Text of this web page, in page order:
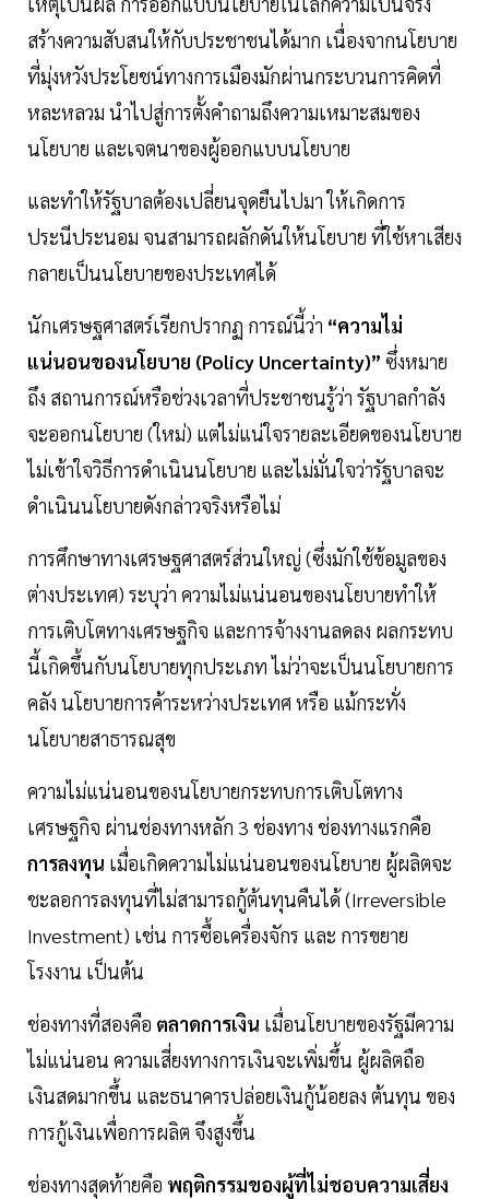
สร้างความสับสนให้กับประชาชนได้มาก เนื่องจากนโยบาย
ที่มุ่งหวังประโยชน์ทางการเมืองมักผ่านกระบวนการคิดที่
หละหลวม นำไปสู่การตั้งคำถามถึงความเหมาะสมของ
นโยบาย และเจตนาของผู้ออกแบบนโยบาย
และทำให้รัฐบาลต้องเปลี่ยนจุดยืนไปมา ให้เกิดการ
ประนีประนอม จนสามารถผลักดันให้นโยบาย ที่ใช้หาเสียง
กลายเป็นนโยบายของประเทศได้
นักเศรษฐศาสตร์เรียกปรากฏ การณ์นี้ว่า “ความไม่
แน่นอนของนโยบาย (Policy Uncertainty)” ซึ่งหมาย
ถึง สถานการณ์หรือช่วงเวลาที่ประชาชนรู้ว่า รัฐบาลกำลัง
จะออกนโยบาย (ใหม่) แต่ไม่แน่ใจรายละเอียดของนโยบาย
ไม่เข้าใจวิธีการดำเนินนโยบาย และไม่มั่นใจว่ารัฐบาลจะ
ดำเนินนโยบายดังกล่าวจริงหรือไม่
การศึกษาทางเศรษฐศาสตร์ส่วนใหญ่ (ซึ่งมักใช้ข้อมูลของ
ต่างประเทศ) ระบุว่า ความไม่แน่นอนของนโยบายทำให้
การเติบโตทางเศรษฐกิจ และการจ้างงานลดลง ผลกระทบ
นี้เกิดขึ้นกับนโยบายทุกประเภท ไม่ว่าจะเป็นนโยบายการ
คลัง นโยบายการค้าระหว่างประเทศ หรือ แม้กระทั่ง
นโยบายสาธารณสุข
ความไม่แน่นอนของนโยบายกระทบการเติบโตทาง
เศรษฐกิจ ผ่านช่องทางหลัก 3 ช่องทาง ช่องทางแรกคือ
การลงทุน เมื่อเกิดความไม่แน่นอนของนโยบาย ผู้ผลิตจะ
ชะลอการลงทุนที่ไม่สามารถกู้ต้นทุนคืนได้ (Irreversible
Investment) เช่น การซื้อเครื่องจักร และ การขยาย
โรงงาน เป็นต้น
ช่องทางที่สองคือ ตลาดการเงิน เมื่อนโยบายของรัฐมีความ
ไม่แน่นอน ความเสี่ยงทางการเงินจะเพิ่มขึ้น ผู้ผลิตถือ
เงินสดมากขึ้น และธนาคารปล่อยเงินกู้น้อยลง ต้นทุน ของ
การกู้เงินเพื่อการผลิต จึงสูงขึ้น
ช่องทางสุดท้ายคือ พฤติกรรมของผู้ที่ไม่ชอบความเสี่ยง